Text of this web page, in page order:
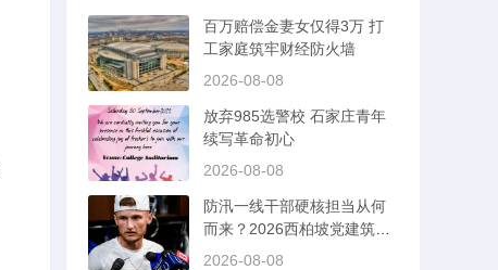
百万赔偿金妻女仅得3万 打
工家庭筑牢财经防火墙
2026-08-08
放弃985选警校 石家庄青年
续写革命初心
2026-08-08
防汛一线干部硬核担当从何
而来？2026西柏坡党建筑牢
初心
2026-08-08